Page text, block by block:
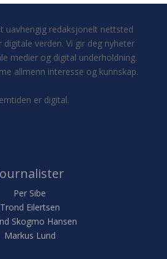
uavhengig redaksjonelt nettsted
verden. Vi gir deg nyheter
medier og digital underholdning.
allmenn interesse og kunnskap.
er digital.
Per Sibe
Trond Eilertsen
Skogmo Hansen
Markus Lund